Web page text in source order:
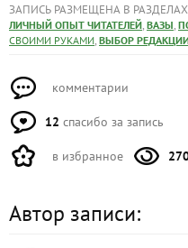
ЗАПИСЬ РАЗМЕЩЕНА В
ЛИЧНЫЙ ОПЫТ ЧИТАТЕЛЕЙ, ВАЗЫ,
СВОИМИ РУКАМИ, ВЫБОР
комментарии
12 спасибо за запись
в избранное
Автор записи: